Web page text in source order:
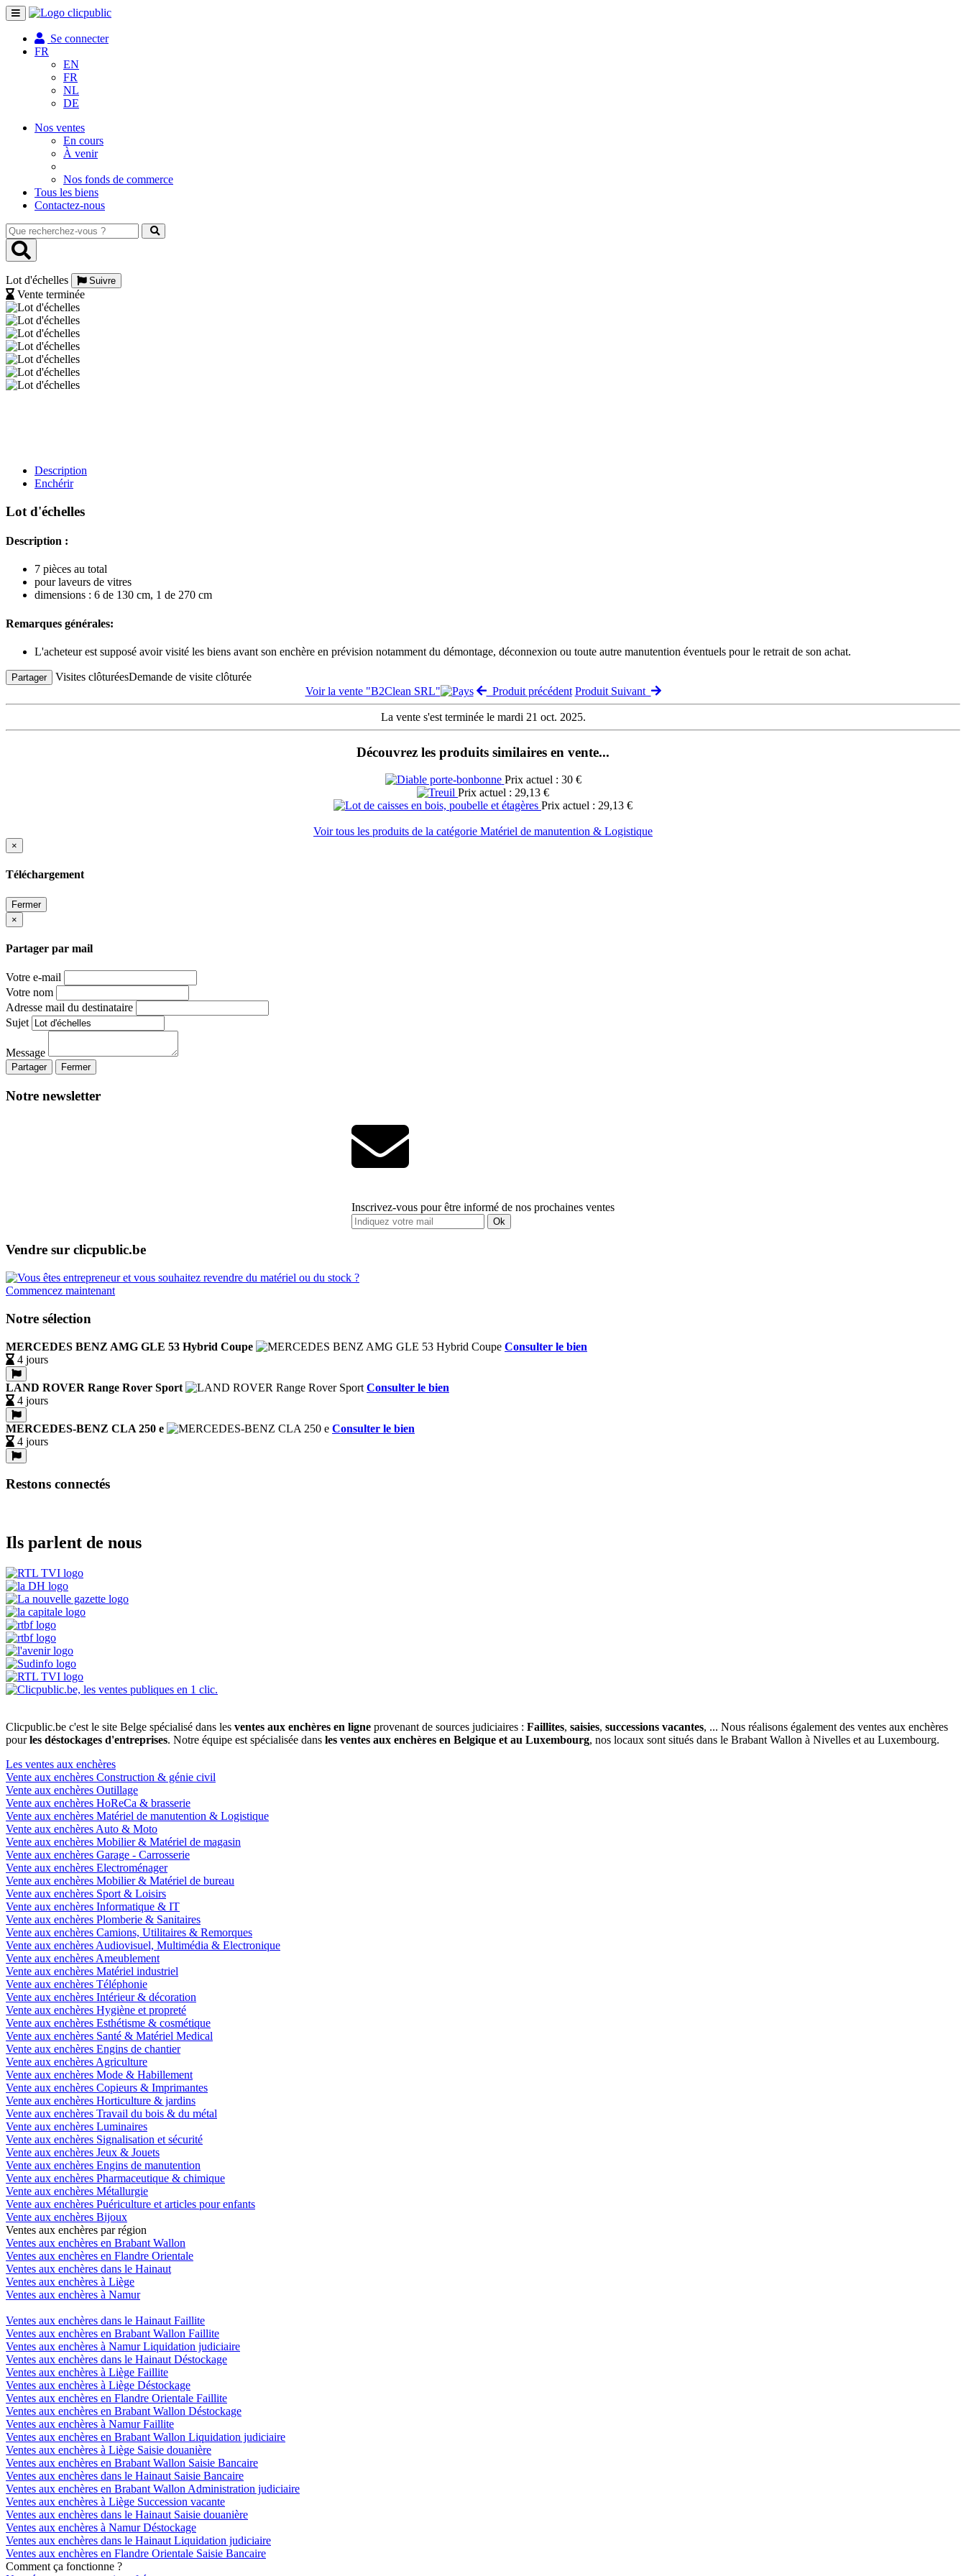
Toggle
navigation
Se connecter
FR
EN
FR
NL
DE
Nos ventes
En cours
À venir
Nos fonds de commerce
Tous les biens
Contactez-nous
Que
recherchez-
vous
Lot d'échelles
Suivre
Vente terminée
Description
Enchérir
Lot d'échelles
Description :
7 pièces au total
pour laveurs de vitres
dimensions : 6 de 130 cm, 1 de 270 cm
Remarques générales:
L'acheteur est supposé avoir visité les biens avant son enchère en prévision notamment du démontage, déconnexion ou toute autre manutention éventuels pour le retrait de son achat.
Partager Visites clôturéesDemande de visite clôturée
Voir la vente "B2Clean SRL"
Produit précédent Produit Suivant
La vente s'est terminée le mardi 21 oct. 2025.
Découvrez les produits similaires en vente...
Prix actuel : 30 €
Prix actuel : 29,13 €
Prix actuel : 29,13 €
Voir tous les produits de la catégorie Matériel de manutention & Logistique
×
Téléchargement
Fermer
×
Partager par mail
Votre e-mail
Votre nom
Adresse mail du destinataire
Sujet
Message
Partager Fermer
Notre newsletter
Inscrivez-vous pour être informé de nos prochaines ventes
Ok
Vendre sur clicpublic.be
Commencez maintenant
Notre sélection
MERCEDES BENZ AMG GLE 53 Hybrid Coupe
Consulter le bien
4 jours
LAND ROVER Range Rover Sport
Consulter le bien
4 jours
MERCEDES-BENZ CLA 250 e
Consulter le bien
4 jours
Restons connectés
Ils parlent de nous
Clicpublic.be c'est le site Belge spécialisé dans les ventes aux enchères en ligne provenant de sources judiciaires : Faillites, saisies, successions vacantes, ... Nous réalisons également des ventes aux enchères
pourles déstockages d'entreprises. Notre équipe est spécialisée dans les ventes aux enchères en Belgique et au Luxembourg, nos locaux sont situés dans le Brabant Wallon à Nivelles et au Luxembourg.
Les ventes aux enchères
Vente aux enchères Construction & génie civil
Vente aux enchères Outillage
Vente aux enchères HoReCa & brasserie
Vente aux enchères Matériel de manutention & Logistique
Vente aux enchères Auto & Moto
Vente aux enchères Mobilier & Matériel de magasin
Vente aux enchères Garage - Carrosserie
Vente aux enchères Electroménager
Vente aux enchères Mobilier & Matériel de bureau
Vente aux enchères Sport & Loisirs
Vente aux enchères Informatique & IT
Vente aux enchères Plomberie & Sanitaires
Vente aux enchères Camions, Utilitaires & Remorques
Vente aux enchères Audiovisuel, Multimédia & Electronique
Vente aux enchères Ameublement
Vente aux enchères Matériel industriel
Vente aux enchères Téléphonie
Vente aux enchères Intérieur & décoration
Vente aux enchères Hygiène et propreté
Vente aux enchères Esthétisme & cosmétique
Vente aux enchères Santé & Matériel Medical
Vente aux enchères Engins de chantier
Vente aux enchères Agriculture
Vente aux enchères Mode & Habillement
Vente aux enchères Copieurs & Imprimantes
Vente aux enchères Horticulture & jardins
Vente aux enchères Travail du bois & du métal
Vente aux enchères Luminaires
Vente aux enchères Signalisation et sécurité
Vente aux enchères Jeux & Jouets
Vente aux enchères Engins de manutention
Vente aux enchères Pharmaceutique & chimique
Vente aux enchères Métallurgie
Vente aux enchères Puériculture et articles pour enfants
Vente aux enchères Bijoux
Ventes aux enchères par région
Ventes aux enchères en Brabant Wallon
Ventes aux enchères en Flandre Orientale
Ventes aux enchères dans le Hainaut
Ventes aux enchères à Liège
Ventes aux enchères à Namur
Ventes aux enchères dans le Hainaut Faillite
Ventes aux enchères en Brabant Wallon Faillite
Ventes aux enchères à Namur Liquidation judiciaire
Ventes aux enchères dans le Hainaut Déstockage
Ventes aux enchères à Liège Faillite
Ventes aux enchères à Liège Déstockage
Ventes aux enchères en Flandre Orientale Faillite
Ventes aux enchères en Brabant Wallon Déstockage
Ventes aux enchères à Namur Faillite
Ventes aux enchères en Brabant Wallon Liquidation judiciaire
Ventes aux enchères à Liège Saisie douanière
Ventes aux enchères en Brabant Wallon Saisie Bancaire
Ventes aux enchères dans le Hainaut Saisie Bancaire
Ventes aux enchères en Brabant Wallon Administration judiciaire
Ventes aux enchères à Liège Succession vacante
Ventes aux enchères dans le Hainaut Saisie douanière
Ventes aux enchères à Namur Déstockage
Ventes aux enchères dans le Hainaut Liquidation judiciaire
Ventes aux enchères en Flandre Orientale Saisie Bancaire
Comment ça fonctionne ?